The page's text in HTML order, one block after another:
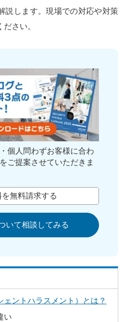
説します。現場での対応や対策
さい。
個人問わずお客様に合わ
ご提案させていただきま
を無料請求する
いて相談してみる
ェントハラスメント）とは？
い